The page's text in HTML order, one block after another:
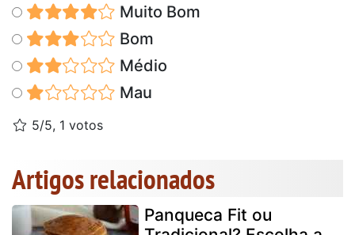
Muito Bom
Bom
Médio
Mau
5/5, 1 votos
Artigos relacionados
Panqueca Fit ou